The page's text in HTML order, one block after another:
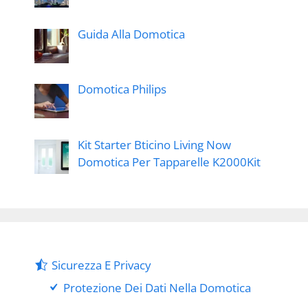
Guida Alla Domotica
Domotica Philips
Kit Starter Bticino Living Now
Domotica Per Tapparelle K2000Kit
Sicurezza E Privacy
Protezione Dei Dati Nella Domotica